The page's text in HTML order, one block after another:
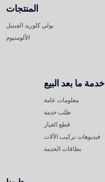
المنتجات
بولي كلوريد الفينيل
الألومنيوم
خدمة ما بعد البيع
معلومات عامة
طلب خدمة
قطع الغيار
فيديوهات تركيب الآلات
بطاقات الخدمة